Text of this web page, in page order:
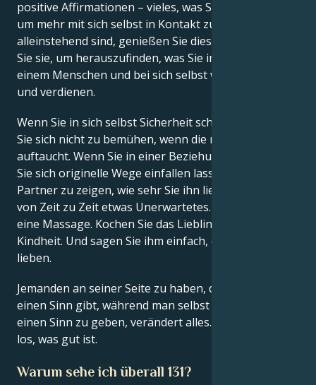
positive Affirmationen – vieles, was Sie tun können,
um mehr mit sich selbst in Kontakt zu sein. Wenn Sie
alleinstehend sind, genießen Sie diese Zeit. Nutzen
Sie sie, um herauszufinden, was Sie im Leben, bei
einem Menschen und bei sich selbst wirklich wollen
und verdienen.
Wenn Sie in sich selbst Sicherheit schaffen, brauchen
Sie sich nicht zu bemühen, wenn die richtige Person
auftaucht. Wenn Sie in einer Beziehung sind, sollten
Sie sich originelle Wege einfallen lassen, um Ihrem
Partner zu zeigen, wie sehr Sie ihn lieben. Tun Sie
von Zeit zu Zeit etwas Unerwartetes. Geben Sie ihm
eine Massage. Kochen Sie das Lieblingsessen aus der
Kindheit. Und sagen Sie ihm einfach, dass Sie ihn
lieben.
Jemanden an seiner Seite zu haben, der den Dingen
einen Sinn gibt, während man selbst versucht, ihnen
einen Sinn zu geben, verändert alles. Lassen Sie nicht
los, was gut ist.
Warum sehe ich überall 131?